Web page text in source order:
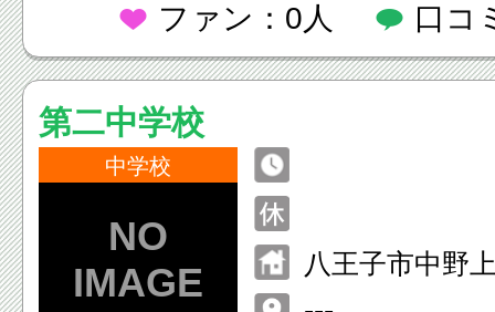
ファン：0人 口コ
第二中学校
中学校
八王子市中野